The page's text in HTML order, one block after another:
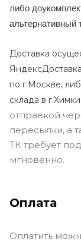
либо
альтернативный
Доставка
по г.Москве,
склада в
отправкой
пересылки, а
ТК требует
мгновенно.
Оплата
Оплатить